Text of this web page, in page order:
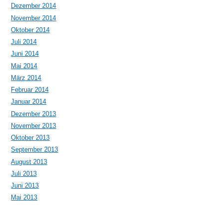
Dezember 2014
November 2014
Oktober 2014
Juli 2014
Juni 2014
Mai 2014
März 2014
Februar 2014
Januar 2014
Dezember 2013
November 2013
Oktober 2013
September 2013
August 2013
Juli 2013
Juni 2013
Mai 2013